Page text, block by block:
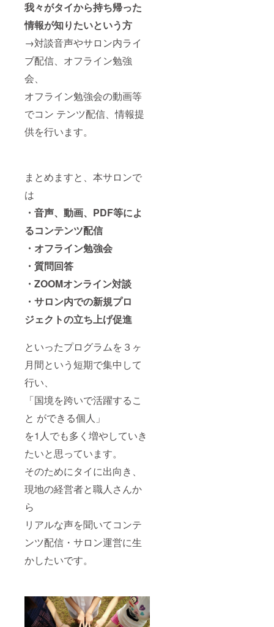
我々がタイから持ち帰った
情報が知りたいという方
→対談音声やサロン内ライ
ブ配信、オフライン勉強
会、
オフライン勉強会の動画等
でコン テンツ配信、情報提
供を行います。
まとめますと、本サロンで
は
・音声、動画、PDF等によ
るコンテンツ配信
・オフライン勉強会
・質問回答
・ZOOMオンライン対談
・サロン内での新規プロ
ジェクトの立ち上げ促進
といったプログラムを３ヶ
月間という短期で集中して
行い、
「国境を跨いで活躍するこ
と ができる個人」
を1人でも多く増やしていき
たいと思っています。
そのためにタイに出向き、
現地の経営者と職人さんか
ら
リアルな声を聞いてコンテ
ンツ配信・サロン運営に生
かしたいです。